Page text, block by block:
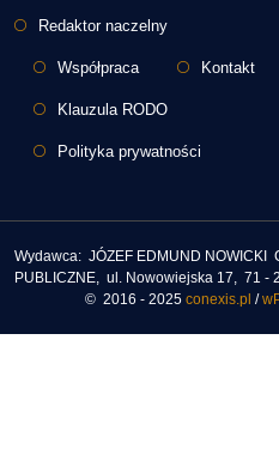
Stopka
Redaktor naczelny
Współpraca Kontakt
Klauzula RODO
Polityka prywatności
Wydawca: JÓZEF EDMUND NOWICKI
PUBLICZNE, ul. Nowowiejska 17, 71 -
© 2016 - 2025 conexis.pl /